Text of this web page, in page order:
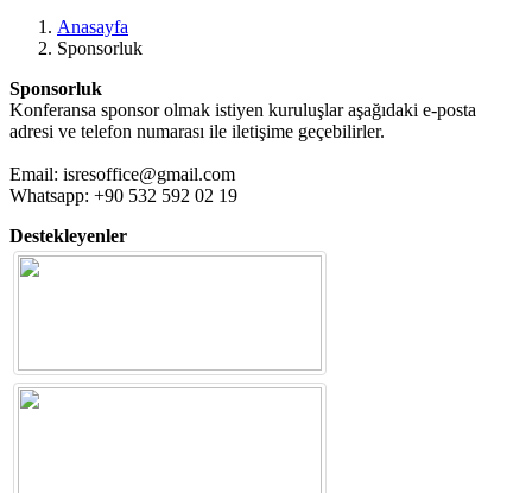
Anasayfa
Sponsorluk
Sponsorluk
Konferansa sponsor olmak istiyen kuruluşlar aşağıdaki e-posta
adresi ve telefon numarası ile iletişime geçebilirler.
Email: isresoffice@gmail.com
Whatsapp: +90 532 592 02 19
Destekleyenler